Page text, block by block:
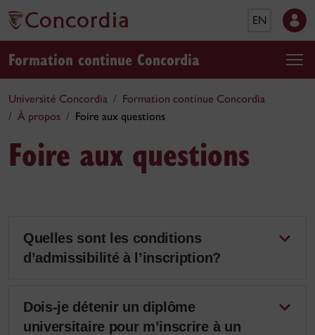
EN
Formation continue Concordia
Université Concordia
Formation continue Concordia
À propos
Foire aux questions
Foire aux questions
Quelles sont les conditions
d’admissibilité à l’inscription?
Dois-je détenir un diplôme
universitaire pour m’inscrire à un